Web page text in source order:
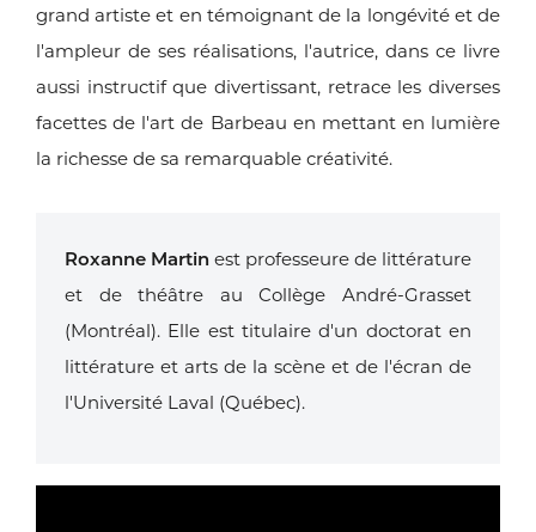
grand artiste et en témoignant de la longévité et de
l'ampleur de ses réalisations, l'autrice, dans ce livre
aussi instructif que divertissant, retrace les diverses
facettes de l'art de Barbeau en mettant en lumière
la richesse de sa remarquable créativité.
Roxanne Martin est professeure de littérature
et de théâtre au Collège André-Grasset
(Montréal). Elle est titulaire d'un doctorat en
littérature et arts de la scène et de l'écran de
l'Université Laval (Québec).